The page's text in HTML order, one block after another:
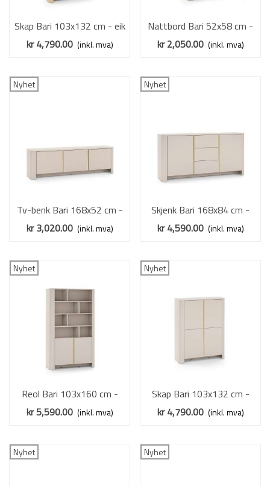
Skap Bari 103x132 cm - eik
- 4 dører
kr 4,790.00 (inkl. mva)
Nattbord Bari 52x58 cm -
eik - 1 skuff
kr 2,050.00 (inkl. mva)
Nyhet
Tv-benk Bari 168x52 cm -
cashmere - 3 dører
kr 3,020.00 (inkl. mva)
Nyhet
Skjenk Bari 168x84 cm -
cashmere - 2 dører - 3
kr 4,590.00 (inkl. mva)
Nyhet
Reol Bari 103x160 cm -
cashmere - 2 dører - hyller
kr 5,590.00 (inkl. mva)
Nyhet
Skap Bari 103x132 cm -
cashmere - 4 dører
kr 4,790.00 (inkl. mva)
Nyhet Nyhet